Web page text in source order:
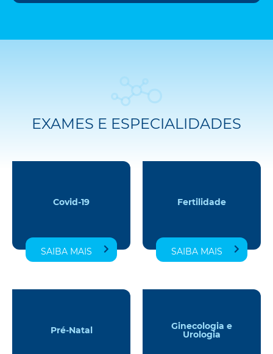
EXAMES E ESPECIALIDADES
Covid-19
SAIBA MAIS
Pré-Natal
Fertilidade
SAIBA MAIS
Ginecologia e
Urologia